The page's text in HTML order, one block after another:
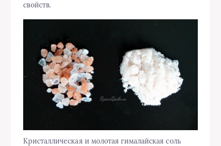
свойств.
Кристаллическая и молотая гималайская соль